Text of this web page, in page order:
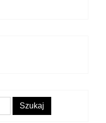
Szukaj